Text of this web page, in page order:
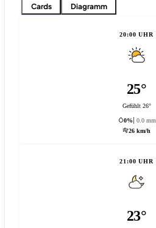
Cards Diagramm
20:00 UHR
25°
Gefühlt 26°
0%
0.0 mm
26 km/h
21:00 UHR
23°